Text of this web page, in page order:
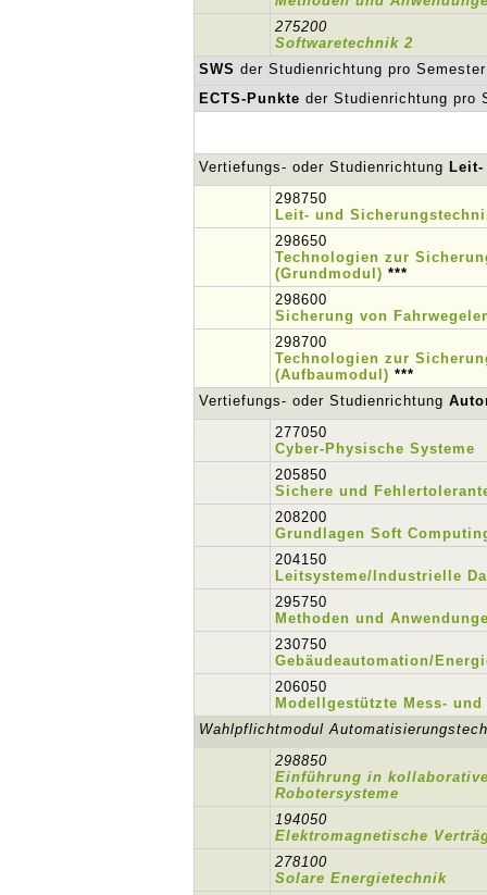
275200
Softwaretechnik 2
SWS der Studienrichtung pro Semester
ECTS-Punkte der Studienrichtung pro
Vertiefungs- oder Studienrichtung
298750
Leit- und
298650
Technologien zur
(Grundmodul) ***
298600
Sicherung von
298700
Technologien zur
(Aufbaumodul) ***
Vertiefungs- oder Studienrichtung
277050
Cyber-Physische Systeme
205850
Sichere und
208200
Grundlagen Soft
204150
Leitsysteme/Industrielle
295750
Methoden und
230750
Gebäudeautomation/
206050
Modellgestützte Mess-
Wahlpflichtmodul
298850
Einführung in
Robotersysteme
194050
Elektromagnetische
278100
Solare Energietechnik